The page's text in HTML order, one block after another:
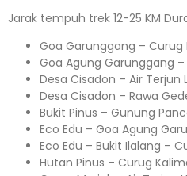
Jarak tempuh trek 12-25 KM
Goa Garunggang – Curug
Goa Agung Garunggang –
Desa Cisadon – Air Terjun
Desa Cisadon – Rawa
Bukit Pinus – Gunung
Eco Edu – Goa Agung
Eco Edu – Bukit Ilalang –
Hutan Pinus – Curug